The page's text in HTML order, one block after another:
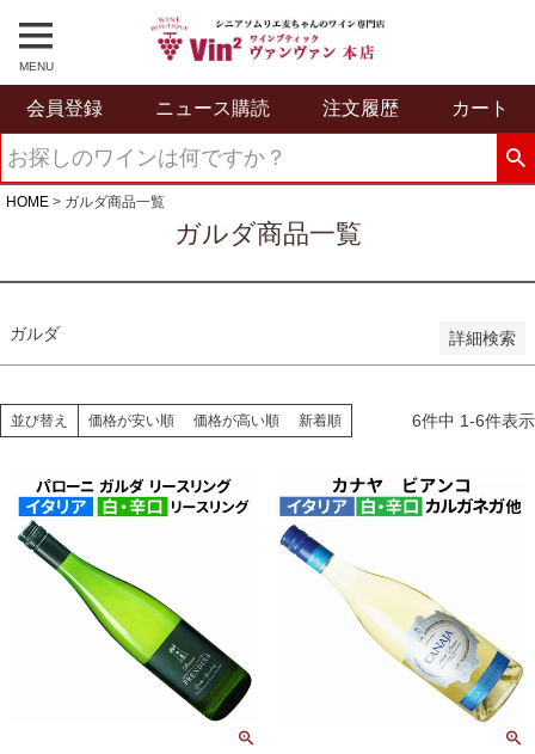
MENU
会員登録 ニュース購読 注文履歴 カート
HOME ガルダ商品一覧
ガルダ商品一覧
ガルダ 詳細検索
並び順
新着順
登録順
価格が安い順
価格が高い順
優先度順
レビュー順
キーワードヒット順
検索
並び替え 価格が安い順 価格が高い順 新着順 6件中 1-6件表示